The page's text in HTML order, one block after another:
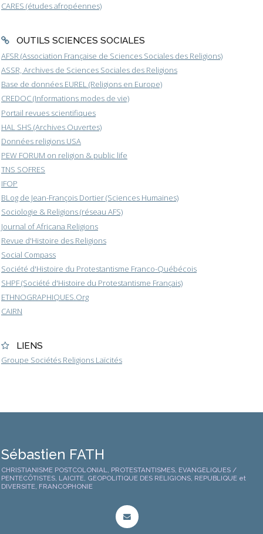
CARES (études afropéennes)
OUTILS SCIENCES SOCIALES
AFSR (Association Française de Sciences Sociales des Religions)
ASSR, Archives de Sciences Sociales des Religions
Base de données EUREL (Religions en Europe)
CREDOC (Informations modes de vie)
Portail revues scientifiques
HAL SHS (Archives Ouvertes)
Données religions USA
PEW FORUM on religion & public life
TNS SOFRES
IFOP
BLog de Jean-François Dortier (Sciences Humaines)
Sociologie & Religions (réseau AFS)
Journal of Africana Religions
Revue d'Histoire des Religions
Social Compass
Société d'Histoire du Protestantisme Franco-Québécois
SHPF (Société d'Histoire du Protestantisme Français)
ETHNOGRAPHIQUES.Org
CAIRN
LIENS
Groupe Sociétés Religions Laïcités
Sébastien FATH
CHRISTIANISME POSTCOLONIAL, PROTESTANTISMES, EVANGELIQUES /
PENTECÔTISTES, LAICITE, GEOPOLITIQUE DES RELIGIONS, REPUBLIQUE et
DIVERSITE, FRANCOPHONIE